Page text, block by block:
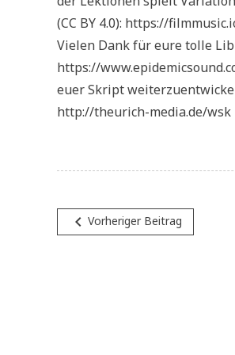
(CC BY 4.0): https://
Vielen Dank für eure tolle
https://
euer Skript
http://theurich-media.de/wsk
Beitragsnavigation
navigate_before Vorheriger Beitrag